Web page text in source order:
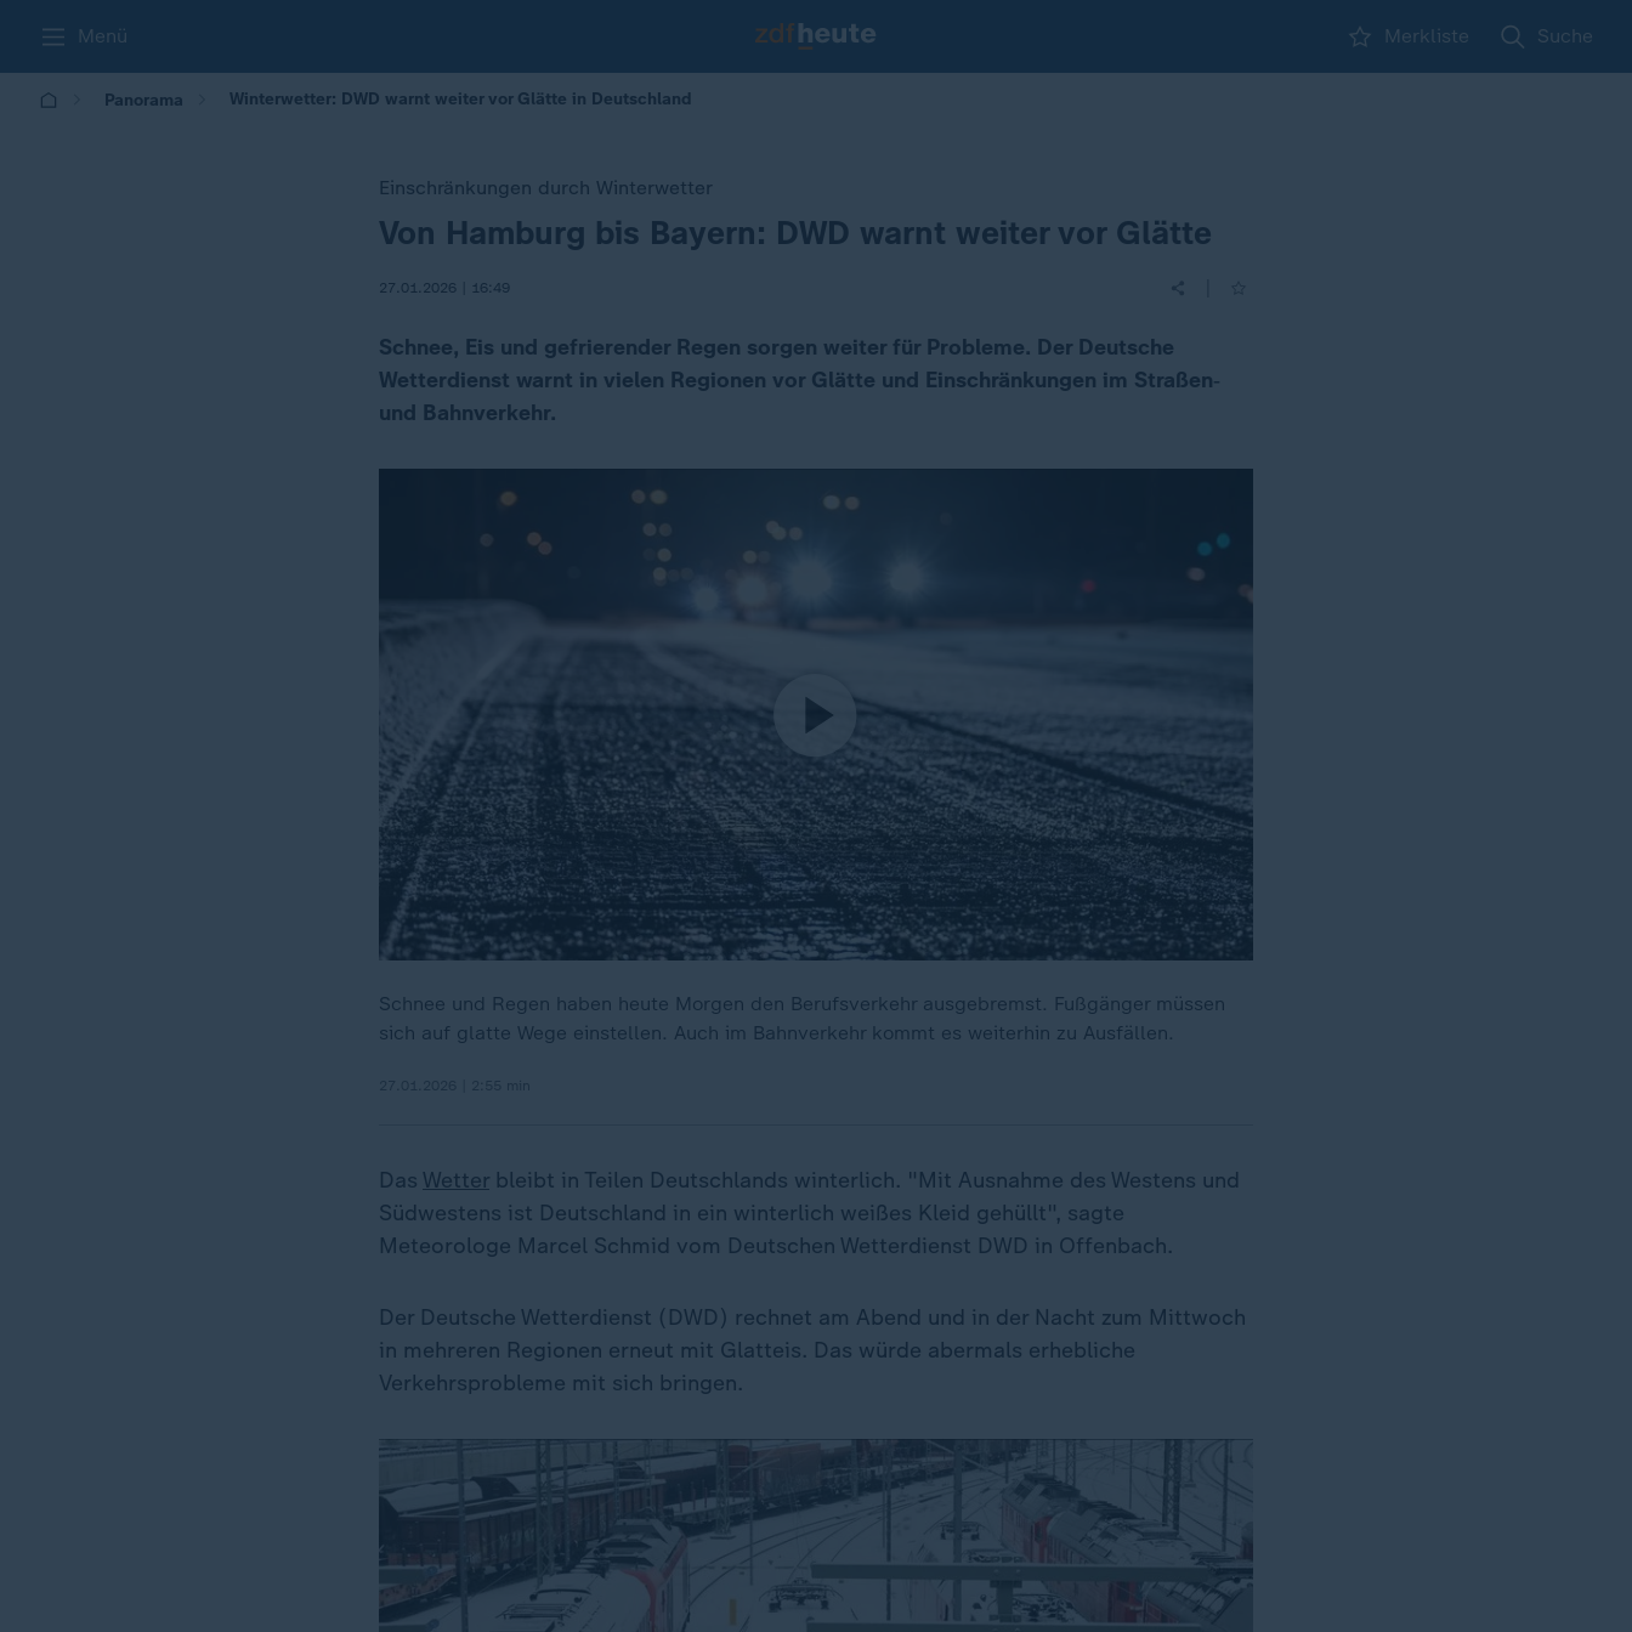
Menü Merkliste Suche
Panorama Winterwetter: DWD warnt weiter vor Glätte in Deutschland
Einschränkungen durch Winterwetter
:
Von Hamburg bis Bayern: DWD warnt weiter vor Glätte
27.01.2026 | 16:49
Schnee, Eis und gefrierender Regen sorgen weiter für Probleme. Der Deutsche
Wetterdienst warnt in vielen Regionen vor Glätte und Einschränkungen im Straßen‑
und Bahnverkehr.
Schnee und Regen haben heute Morgen den Berufsverkehr ausgebremst. Fußgänger müssen
sich auf glatte Wege einstellen. Auch im Bahnverkehr kommt es weiterhin zu Ausfällen.
Das Wetter bleibt in Teilen Deutschlands winterlich. "Mit Ausnahme des Westens und
Südwestens ist Deutschland in ein winterlich weißes Kleid gehüllt", sagte
Meteorologe Marcel Schmid vom Deutschen Wetterdienst DWD in Offenbach.
Der Deutsche Wetterdienst (DWD) rechnet am Abend und in der Nacht zum Mittwoch
in mehreren Regionen erneut mit Glatteis. Das würde abermals erhebliche
Verkehrsprobleme mit sich bringen.